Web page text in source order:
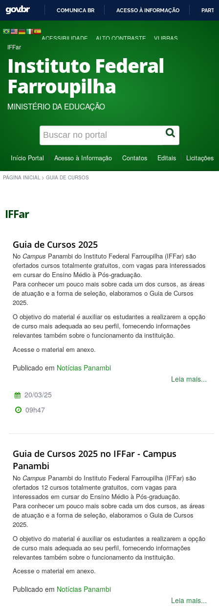
COMUNICA BR ACESSO À INFORMAÇÃO
ACESSIBILIDADE ALTO CONTRASTE VLIBRAS
IFFar
Instituto Federal
Farroupilha
MINISTÉRIO DA EDUCAÇÃO
Início Portal Acesso à Informação Contatos Editais Licitações
PÁGINA INICIAL > GUIA DE CURSOS
IFFar
Guia de Cursos 2025
No Campus Panambi do Instituto Federal Farroupilha (IFFar) são
ofertados cursos totalmente gratuitos, com vagas para interessados
em cursar do Ensino Médio à Pós-graduação.
Para conhecer um pouco mais sobre cada um dos cursos, as áreas
de atuação e a forma de seleção, elaboramos o Guia de Cursos
2025.
O objetivo do material é auxiliar os estudantes a realizarem a opção
de curso mais adequada ao seu perfil, fornecendo informações
relevantes também sobre o funcionamento da instituição.
Acesse o material em anexo.
Publicado em Notícias Panambi
Leia mais...
20/03/25
09h47
Guia de Cursos 2025 no IFFar - Campus
Panambi
No Campus Panambi do Instituto Federal Farroupilha (IFFar) são
ofertados 12 cursos totalmente gratuitos, com vagas para
interessados em cursar do Ensino Médio à Pós-graduação.
Para conhecer um pouco mais sobre cada um dos cursos, as áreas
de atuação e a forma de seleção, elaboramos o Guia de Cursos
2025.
O objetivo do material é auxiliar os estudantes a realizarem a opção
de curso mais adequada ao seu perfil, fornecendo informações
relevantes também sobre o funcionamento da instituição.
Acesse o material em anexo.
Publicado em Notícias Panambi
Leia mais...